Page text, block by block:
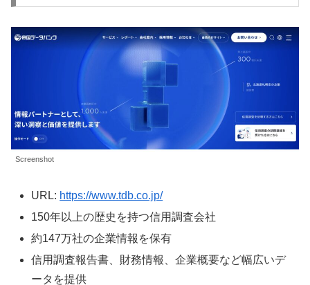
Screenshot
URL: https://www.tdb.co.jp/
150年以上の歴史を持つ信用調査会社
約147万社の企業情報を保有
信用調査報告書、財務情報、企業概要など幅広いデ
ータを提供